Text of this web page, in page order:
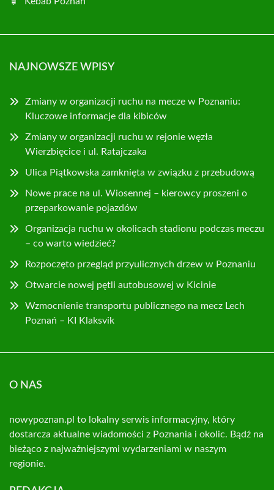
NAJNOWSZE WPISY
Zmiany w organizacji ruchu na mecze w Poznaniu:
Kluczowe informacje dla kibiców
Zmiany w organizacji ruchu w rejonie węzła
Wierzbięcice i ul. Ratajczaka
Ulica Piątkowska zamknięta w związku z przebudową
Nowe prace na ul. Wiosennej – kierowcy proszeni o
przeparkowanie pojazdów
Organizacja ruchu w okolicach stadionu podczas meczu
– co warto wiedzieć?
Rozpoczęto przegląd przyulicznych drzew w Poznaniu
Otwarcie nowej pętli autobusowej w Kicinie
Wzmocnienie transportu publicznego na mecz Lech
Poznań – KI Klaksvik
O NAS
nowypoznan.pl to lokalny serwis informacyjny, który
dostarcza aktualne wiadomości z Poznania i okolic. Bądź na
bieżąco z najważniejszymi wydarzeniami w naszym
regionie.